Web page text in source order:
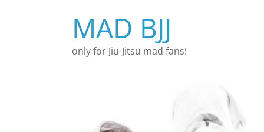
MAD BJJ
only for Jiu-Jitsu mad fans!